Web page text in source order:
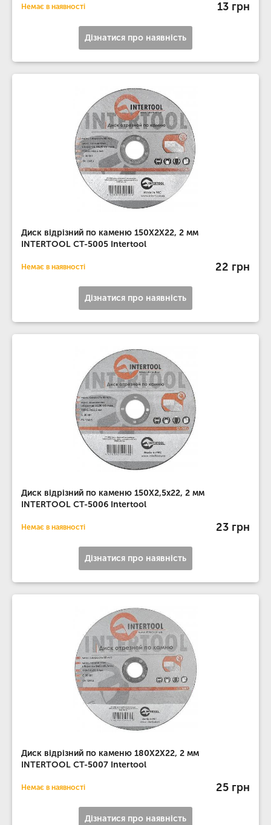
Немає в наявності 13 грн
Дізнатися про наявність
Диск відрізний по каменю 150X2X22, 2 мм
INTERTOOL CT-5005 Intertool
Немає в наявності 22 грн
Дізнатися про наявність
Диск відрізний по каменю 150X2,5x22, 2 мм
INTERTOOL CT-5006 Intertool
Немає в наявності 23 грн
Дізнатися про наявність
Диск відрізний по каменю 180X2X22, 2 мм
INTERTOOL CT-5007 Intertool
Немає в наявності 25 грн
Дізнатися про наявність